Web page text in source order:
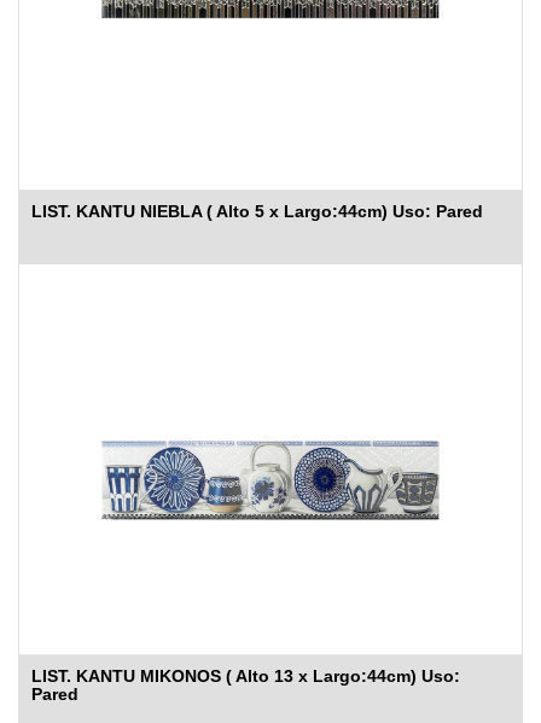
LIST. KANTU NIEBLA ( Alto 5 x Largo:44cm) Uso: Pared
LIST. KANTU MIKONOS ( Alto 13 x Largo:44cm) Uso:
Pared